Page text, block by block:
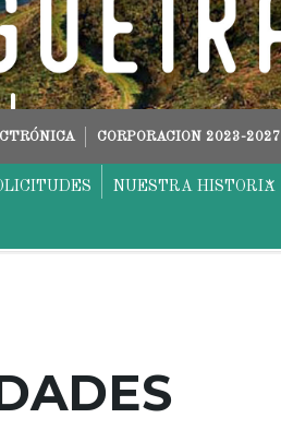
CORPORACION 2023-2027
NUESTRA HISTORIA